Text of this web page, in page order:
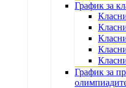
График за
График за